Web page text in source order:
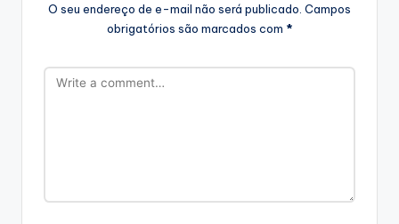
O seu endereço de e-mail não será publicado. Campos
obrigatórios são marcados com *